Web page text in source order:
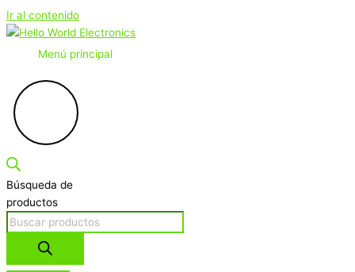
Ir al contenido
Menú principal
Búsqueda de
productos